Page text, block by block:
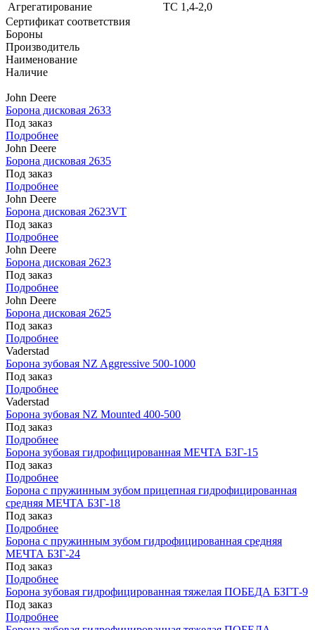
Агрегатирование
ТС 1,4-2,0
Сертификат соответствия
Бороны
Производитель
Наименование
Наличие
John Deere
Борона дисковая 2633
Под заказ
Подробнее
John Deere
Борона дисковая 2635
Под заказ
Подробнее
John Deere
Борона дисковая 2623VT
Под заказ
Подробнее
John Deere
Борона дисковая 2623
Под заказ
Подробнее
John Deere
Борона дисковая 2625
Под заказ
Подробнее
Vaderstad
Борона зубовая NZ Aggressive 500-1000
Под заказ
Подробнее
Vaderstad
Борона зубовая NZ Mounted 400-500
Под заказ
Подробнее
Борона зубовая гидрофицированная МЕЧТА БЗГ-15
Под заказ
Подробнее
Борона с пружинным зубом прицепная гидрофицированная
средняя МЕЧТА БЗГ-18
Под заказ
Подробнее
Борона с пружинным зубом гидрофицированная средняя
МЕЧТА БЗГ-24
Под заказ
Подробнее
Борона зубовая гидрофицированная тяжелая ПОБЕДА БЗГТ-9
Под заказ
Подробнее